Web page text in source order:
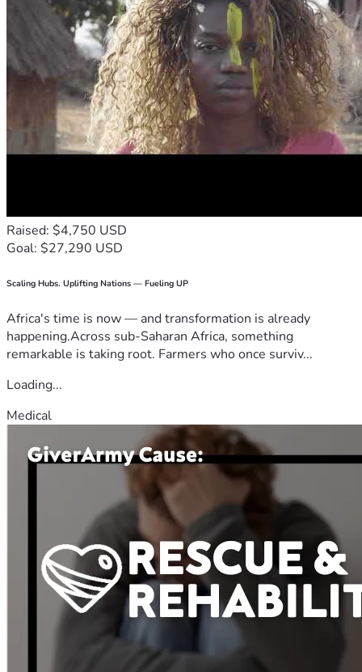
Raised: $4,750 USD
Goal: $27,290 USD
Scaling Hubs. Uplifting Nations — Fueling UP
Africa's time is now — and transformation is already
happening.Across sub-Saharan Africa, something
remarkable is taking root. Farmers who once surviv...
Loading...
Medical